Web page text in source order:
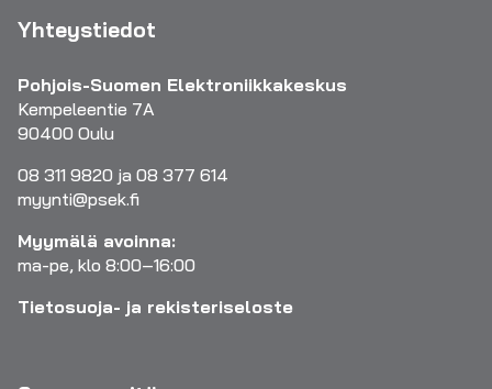
Yhteystiedot
Pohjois-Suomen Elektroniikkakeskus
Kempeleentie 7A
90400 Oulu
08 311 9820 ja 08 377 614
myynti@psek.fi
Myymälä avoinna:
ma-pe, klo 8:00–16:00
Tietosuoja- ja rekisteriseloste